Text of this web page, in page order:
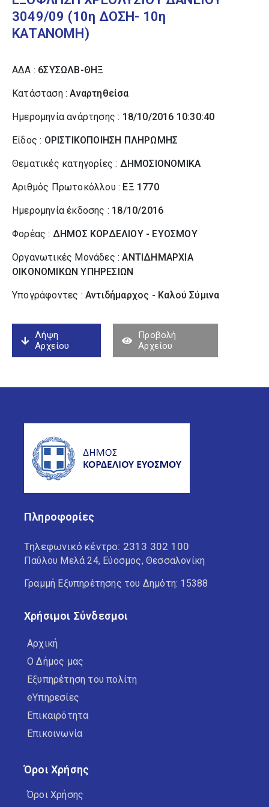
3049/09 (10η ΔΟΣΗ- 10η
ΚΑΤΑΝΟΜΗ)
ΑΔΑ : 6ΣΥΣΩΛΒ-ΘΗΞ
Κατάσταση :Αναρτηθείσα
Ημερομηνία ανάρτησης : 18/10/2016 10:30:40
Είδος : ΟΡΙΣΤΙΚΟΠΟΙΗΣΗ ΠΛΗΡΩΜΗΣ
Θεματικές κατηγορίες : ΔΗΜΟΣΙΟΝΟΜΙΚΑ
Αριθμός Πρωτοκόλλου : ΕΞ 1770
Ημερομηνία έκδοσης : 18/10/2016
Φορέας : ΔΗΜΟΣ ΚΟΡΔΕΛΙΟΥ - ΕΥΟΣΜΟΥ
Οργανωτικές Μονάδες :ΑΝΤΙΔΗΜΑΡΧΙΑ
ΟΙΚΟΝΟΜΙΚΩΝ ΥΠΗΡΕΣΙΩΝ
Υπογράφοντες : Αντιδήμαρχος - Καλού Σύµινα
Λήψη
Αρχείου
Προβολή
Αρχείου
Πληροφορίες
Τηλεφωνικό κέντρο: 2313 302 100
Παύλου Μελά 24, Εύοσμος, Θεσσαλονίκη
Γραμμή Εξυπηρέτησης του Δημότη: 15388
Χρήσιμοι Σύνδεσμοι
Αρχική
Ο Δήμος μας
Εξυπηρέτηση του πολίτη
eΥπηρεσίες
Επικαιρότητα
Επικοινωνία
Όροι Χρήσης
Όροι Χρήσης